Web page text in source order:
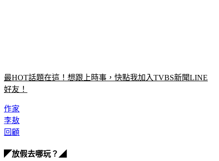
最HOT話題在這！想跟上時事，快點我加入TVBS新聞LINE
好友！
作家
李敖
回顧
◤放假去哪玩？◢